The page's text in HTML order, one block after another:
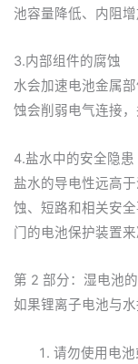
池容量降低、内阻
3.内部组件的腐蚀
水会加速电池金属
蚀会削弱电气连接
4.盐水中的安全隐患
盐水的导电性远高
蚀、短路和相关安
门的电池保护装置
第 2 部分：湿电池
如果锂离子电池与
请勿使用电